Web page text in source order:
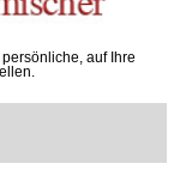
auf Ihre